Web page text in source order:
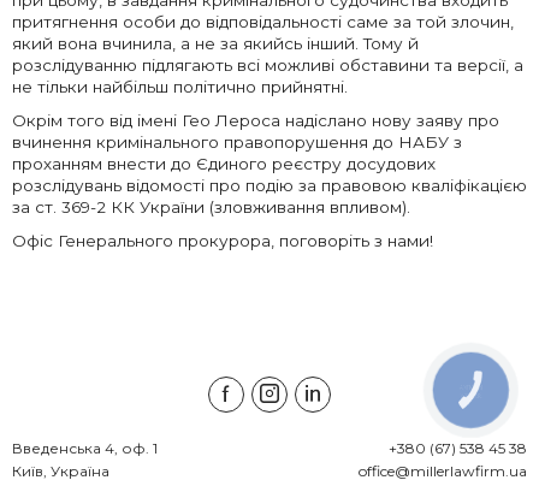
притягнення особи до відповідальності саме за той злочин,
який вона вчинила, а не за якийсь інший. Тому й
розслідуванню підлягають всі можливі обставини та версії, а
не тільки найбільш політично прийнятні.
Окрім того від імені Гео Лероса надіслано нову заяву про
вчинення кримінального правопорушення до НАБУ з
проханням внести до Єдиного реєстру досудових
розслідувань відомості про подію за правовою кваліфікацією
за ст. 369-2 КК України (зловживання впливом).
Офіс Генерального прокурора, поговоріть з нами!
Введенська 4, оф. 1
Київ, Україна
+380 (67) 538 45 38
office@millerlawfirm.ua
КНОПКА
ЗВ'ЯЗКУ